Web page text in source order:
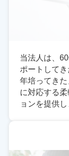
当法人は、
ポートして
年培ってき
に対応する
ョンを提供し